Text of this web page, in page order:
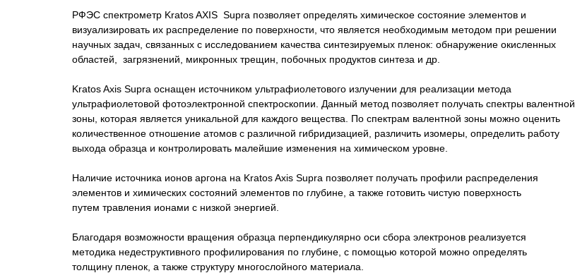
РФЭС спектрометр Kratos AXIS Supra позволяет определять химическое состояние элементов и
визуализировать их распределение по поверхности, что является необходимым методом при решении
научных задач, связанных с исследованием качества синтезируемых пленок: обнаружение окисленных
областей, загрязнений, микронных трещин, побочных продуктов синтеза и др.
Kratos Axis Supra оснащен источником ультрафиолетового излучении для реализации метода
ультрафиолетовой фотоэлектронной спектроскопии. Данный метод позволяет получать спектры валентной
зоны, которая является уникальной для каждого вещества. По спектрам валентной зоны можно оценить
количественное отношение атомов с различной гибридизацией, различить изомеры, определить работу
выхода образца и контролировать малейшие изменения на химическом уровне.
Наличие источника ионов аргона на Kratos Axis Supra позволяет получать профили распределения
элементов и химических состояний элементов по глубине, а также готовить чистую поверхность
путем травления ионами с низкой энергией.
Благодаря возможности вращения образца перпендикулярно оси сбора электронов реализуется
методика недеструктивного профилирования по глубине, с помощью которой можно определять
толщину пленок, а также структуру многослойного материала.